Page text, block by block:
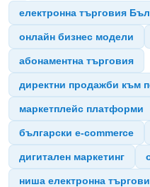
електронна търговия
онлайн бизнес модели
абонаментна търговия
директни продажби към
маркетплейс платформи
български e-commerce
дигитален маркетинг
ниша електронна